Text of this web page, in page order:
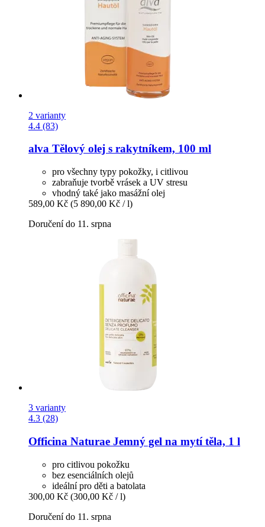
2 varianty
4.4 (83)
alva Tělový olej s rakytníkem, 100 ml
pro všechny typy pokožky, i citlivou
zabraňuje tvorbě vrásek a UV stresu
vhodný také jako masážní olej
589,00 Kč (5 890,00 Kč / l)
Doručení do 11. srpna
3 varianty
4.3 (28)
Officina Naturae Jemný gel na mytí těla, 1 l
pro citlivou pokožku
bez esenciálních olejů
ideální pro děti a batolata
300,00 Kč (300,00 Kč / l)
Doručení do 11. srpna